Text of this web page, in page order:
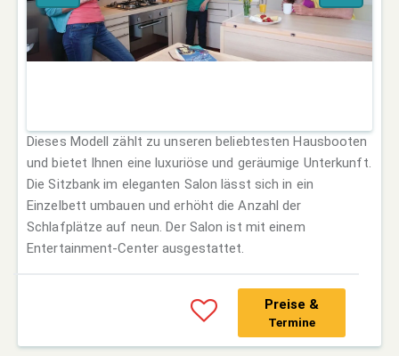
Dieses Modell zählt zu unseren beliebtesten Hausbooten
und bietet Ihnen eine luxuriöse und geräumige Unterkunft.
Die Sitzbank im eleganten Salon lässt sich in ein
Einzelbett umbauen und erhöht die Anzahl der
Schlafplätze auf neun. Der Salon ist mit einem
Entertainment-Center ausgestattet.
Preise &
Termine